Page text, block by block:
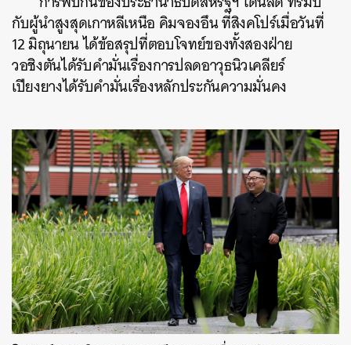
กับผู้นำสูงสุดเกาหลีเหนือ คิมจองอึน ที่สิงคโปร์เมื่อวันที่
12 มิถุนายน ได้ข้อสรุปที่ตอบโจทย์ของทั้งสองฝ่าย
วอชิงตันได้รับคำมั่นเรื่องการปลดอาวุธนิวเคลียร์
เปียงยางได้รับคำมั่นเรื่องหลักประกันความมั่นคง